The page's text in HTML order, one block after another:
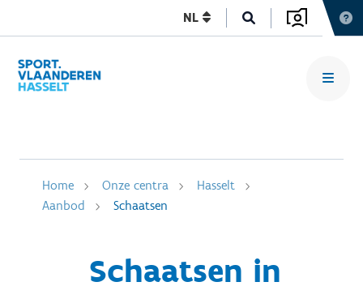
NL
Home Onze centra
Hasselt
Aanbod
Schaatsen
Schaatsen in